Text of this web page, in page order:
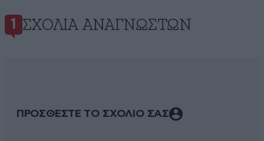
1 ΣΧΌΛΙΑ ΑΝΑΓΝΩΣΤΏΝ
ΠΡΟΣΘΕΣΤΕ ΤΟ ΣΧΟΛΙΟ ΣΑΣ